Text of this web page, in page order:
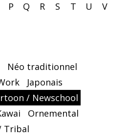
P Q R S T U
V
Néo traditionnel
Japonais
/ Newschool
Ornemental
Tribal